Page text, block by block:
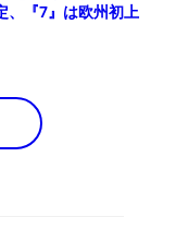
、『7』は欧州初上